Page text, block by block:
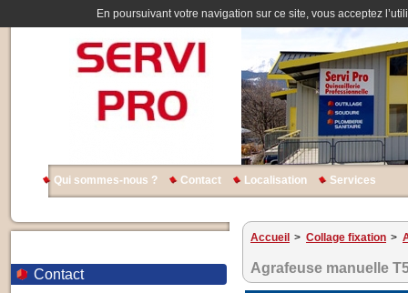
En poursuivant votre navigation sur ce site, vous acceptez
Qui sommes-nous ? Contact Localisation Services
Contact
Accueil > Collage fixation >
Agrafeuse manuelle